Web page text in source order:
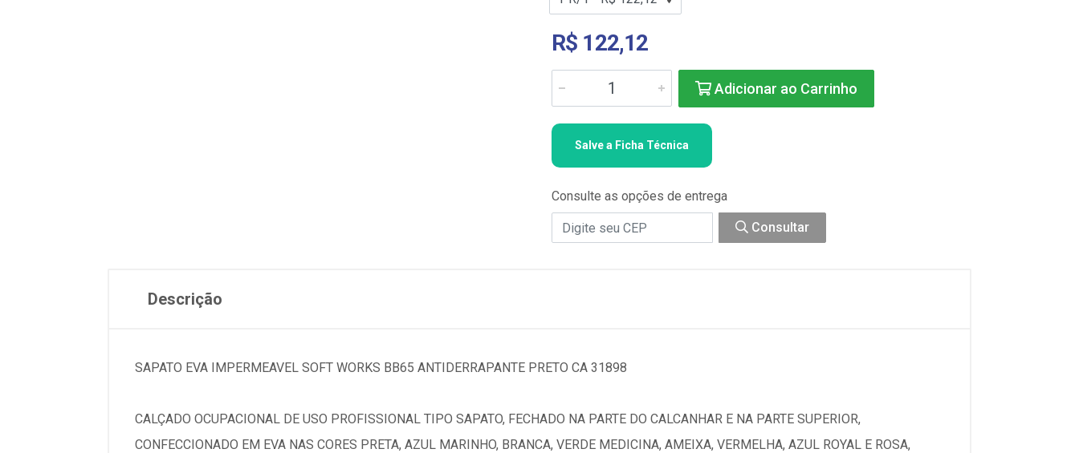
R$ 122,12
Adicionar ao Carrinho
Salve a Ficha Técnica
Consulte as opções de entrega
Consultar
Descrição
SAPATO EVA IMPERMEAVEL SOFT WORKS BB65 ANTIDERRAPANTE PRETO CA 31898
CALÇADO OCUPACIONAL DE USO PROFISSIONAL TIPO SAPATO, FECHADO NA PARTE DO CALCANHAR E NA PARTE SUPERIOR,
CONFECCIONADO EM EVA NAS CORES PRETA, AZUL MARINHO, BRANCA, VERDE MEDICINA, AMEIXA, VERMELHA, AZUL ROYAL E ROSA,